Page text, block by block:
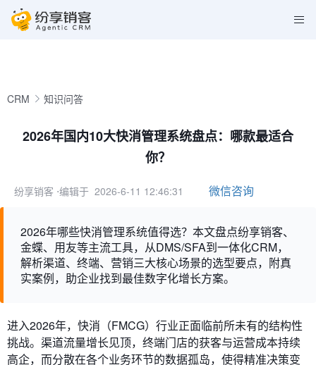
CRM 知识问答
2026年国内10大快消管理系统盘点：哪款最适合
你？
纷享销客 ⋅编辑于 2026-6-11 12:46:31 微信咨询
2026年哪些快消管理系统值得选？本文盘点纷享销客、
金蝶、用友等主流工具，从DMS/SFA到一体化CRM，
解析渠道、终端、营销三大核心场景的选型要点，附真
实案例，助企业找到最佳数字化增长方案。
进入2026年，快消（FMCG）行业正面临前所未有的结构性
挑战。渠道流量增长见顶，终端门店的获客与运营成本持续
高企，而分散在各个业务环节的数据孤岛，使得精准决策变